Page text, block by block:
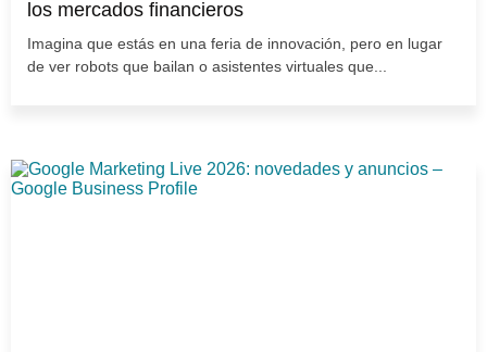
los mercados financieros
Imagina que estás en una feria de innovación, pero en lugar
de ver robots que bailan o asistentes virtuales que...